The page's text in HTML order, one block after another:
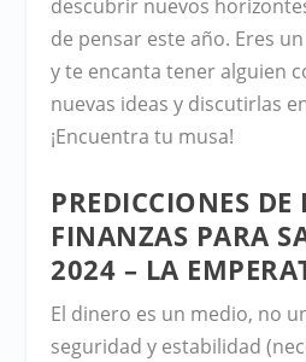
descubrir nuevos
de pensar este año. Eres
y te encanta tener alguien
nuevas ideas y discutirlas
¡Encuentra tu musa!
PREDICCIONES
FINANZAS PARA
2024 – LA
El dinero es un medio, no
seguridad y estabilidad